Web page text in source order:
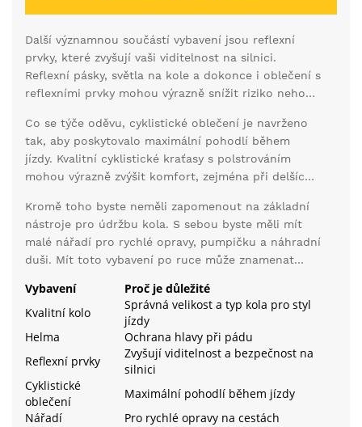
Další významnou součástí vybavení jsou reflexní
prvky, které zvyšují vaši viditelnost na silnici.
Reflexní pásky, světla na kole a dokonce i oblečení s
reflexními prvky mohou výrazně snížit riziko nehody,
měla vždy být na prvním místě, takže nepodceňujte
význam být viděni.
Co se týče oděvu, cyklistické oblečení je navrženo
tak, aby poskytovalo maximální pohodlí během
jízdy. Kvalitní cyklistické kraťasy s polstrováním
mohou výrazně zvýšit komfort, zejména při delších
materiálů, které odvádějí pot a udržují tělo v suchu.
Investice do kvalitního oblečení se vám brzy vrátí v
podobě pohodlnější a příjemnější jízdy.
Kromě toho byste neměli zapomenout na základní
nástroje pro údržbu kola. S sebou byste měli mít
malé nářadí pro rychlé opravy, pumpičku a náhradní
duši. Mít toto vybavení po ruce může znamenat
čekáním na odvoz.
Vybavení
Proč je důležité
Kvalitní kolo
Správná velikost a typ kola pro styl
jízdy
Helma
Ochrana hlavy při pádu
Reflexní prvky
Zvyšují viditelnost a bezpečnost na
silnici
Cyklistické
oblečení
Maximální pohodlí během jízdy
Nářadí
Pro rychlé opravy na cestách